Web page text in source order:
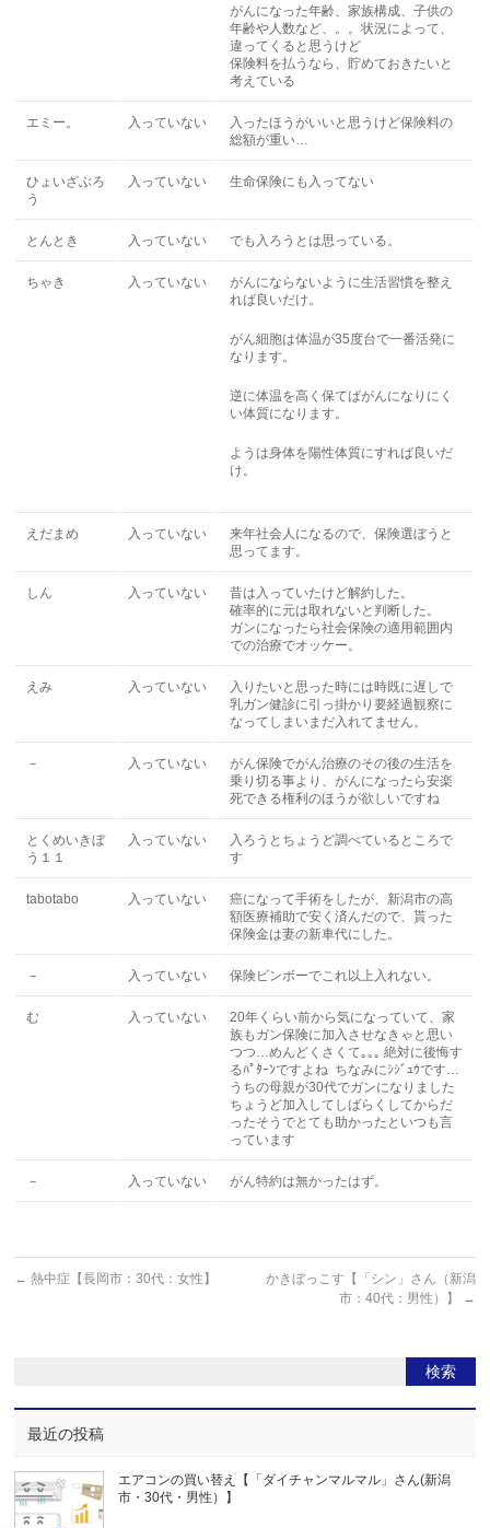
がんになった年齢、家族構成、子供の
年齢や人数など、。。状況によって、
違ってくると思うけど
保険料を払うなら、貯めておきたいと
考えている
エミー。 入っていない
入ったほうがいいと思うけど保険料の
総額が重い…
ひょいざぶろ
う
入っていない 生命保険にも入ってない
とんとき 入っていない でも入ろうとは思っている。
ちゃき 入っていない
がんにならないように生活習慣を整え
れば良いだけ。
がん細胞は体温が35度台で一番活発に
なります。
逆に体温を高く保てばがんになりにく
い体質になります。
ようは身体を陽性体質にすれば良いだ
け。
えだまめ 入っていない
来年社会人になるので、保険選ぼうと
思ってます。
しん 入っていない
昔は入っていたけど解約した。
確率的に元は取れないと判断した。
ガンになったら社会保険の適用範囲内
での治療でオッケー。
えみ 入っていない
入りたいと思った時には時既に遅しで
乳ガン健診に引っ掛かり要経過観察に
なってしまいまだ入れてません。
－ 入っていない
がん保険でがん治療のその後の生活を
乗り切る事より、がんになったら安楽
死できる権利のほうが欲しいですね
とくめいきぼ
う１１
入っていない
入ろうとちょうど調べているところで
す
tabotabo 入っていない
癌になって手術をしたが、新潟市の高
額医療補助で安く済んだので、貰った
保険金は妻の新車代にした。
－ 入っていない 保険ビンボーでこれ以上入れない。
む 入っていない
20年くらい前から気になっていて、家
族もガン保険に加入させなきゃと思い
つつ…めんどくさくて｡｡｡ 絶対に後悔す
るﾊﾟﾀｰﾝですよね ちなみにｼｼﾞｭｳです…
うちの母親が30代でガンになりました
ちょうど加入してしばらくしてからだ
ったそうでとても助かったといつも言
っています
－ 入っていない がん特約は無かったはず。
← 熱中症【長岡市：30代：女性】
かきぼっこす【「シン」さん（新潟
市：40代：男性）】
→
最近の投稿
エアコンの買い替え【「ダイチャンマルマル」さん(新潟
市・30代・男性）】